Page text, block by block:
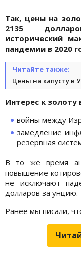
Так, цены на
2135
исторический
пандемии в 2020
Читайте также:
Цены на капусту в
Интерес к золоту
войны между
замедление
резервная
В то же время
повышение
не исключают
долларов за унцию.
Ранее мы писали,